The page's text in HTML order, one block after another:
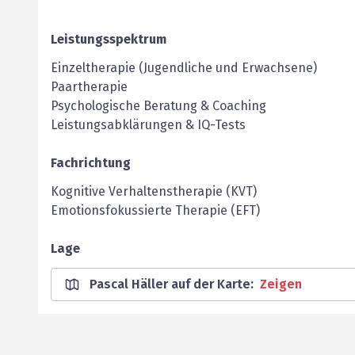
Leistungsspektrum
Einzeltherapie (Jugendliche und Erwachsene)
Paartherapie
Psychologische Beratung & Coaching
Leistungsabklärungen & IQ-Tests
Fachrichtung
Kognitive Verhaltenstherapie (KVT)
Emotionsfokussierte Therapie (EFT)
Lage
Pascal Häller auf der Karte: Zeigen